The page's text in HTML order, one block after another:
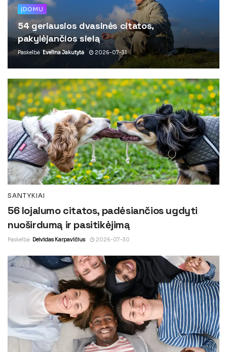
ĮDOMU
54 geriausios dvasinės citatos,
pakylėjančios sielą
Paskelbė Evelina Jakutytė 2026-07-31
SANTYKIAI
56 lojalumo citatos, padėsiančios ugdyti
nuoširdumą ir pasitikėjimą
Paskelbė Deividas Karpavičius 2026-07-30